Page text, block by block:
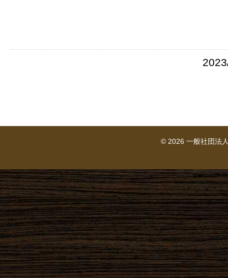
© 2026 一般社団法